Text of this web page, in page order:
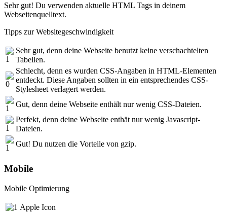
Sehr gut! Du verwenden aktuelle HTML Tags in deinem
Webseitenquelltext.
Tipps zur Websitegeschwindigkeit
Sehr gut, denn deine Webseite benutzt keine verschachtelten
Tabellen.
Schlecht, denn es wurden CSS-Angaben in HTML-Elementen
entdeckt. Diese Angaben sollten in ein entsprechendes CSS-
Stylesheet verlagert werden.
Gut, denn deine Webseite enthält nur wenig CSS-Dateien.
Perfekt, denn deine Webseite enthät nur wenig Javascript-
Dateien.
Gut! Du nutzen die Vorteile von gzip.
Mobile
Mobile Optimierung
Apple Icon